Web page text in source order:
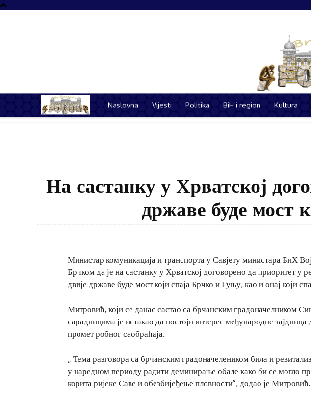
Naslovna Vijesti Politika BiH i
Naslovna Vijesti Politika BiH i region Kultura
На састанку у Хрватској
државе буде мост
Министар комуникација и транспорта у Савјету министара БиХ
Брчком да је на састанку у Хрватској договорено да приоритет у
двије државе буде мост који спаја Брчко и Гуњу, као и онај који
Митровић, који се данас састао са брчанским градоначелником
сарадницима је истакао да постоји интерес међународне
промет робног саобраћаја.
„ Тема разговора са брчанским градоначелеником била и
у наредном периоду радити деминирање обале како би се могло
корита ријеке Саве и обезбијеђење пловности“, додао је Митровић.